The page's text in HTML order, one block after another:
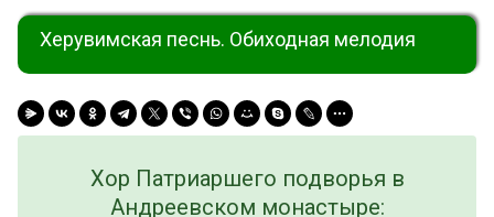
Херувимская песнь. Обиходная мелодия
Хор Патриаршего подворья в
Андреевском монастыре: